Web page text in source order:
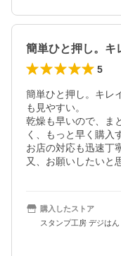
5
簡単ひと押し。キレ
も見やすい。
乾燥も早いので、ま
く、もっと早く購入
お店の対応も迅速丁
又、お願いしたいと
購入したストア
スタンプ工房 デジはん